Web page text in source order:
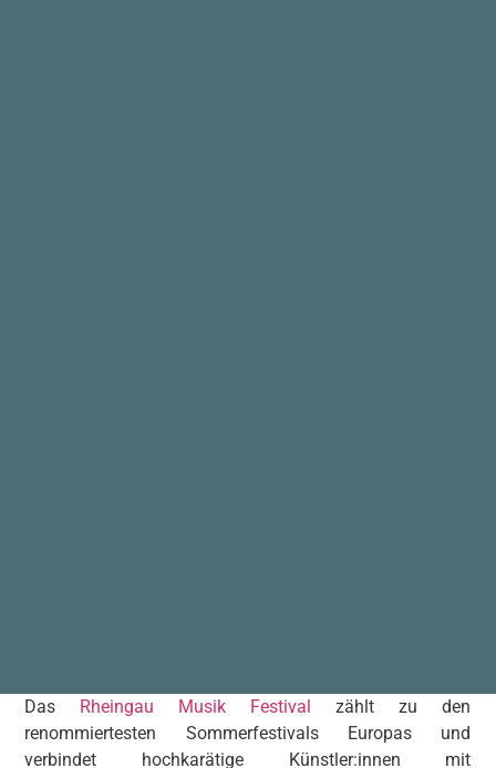
Das Rheingau Musik Festival
zählt zu den
renommiertesten Sommerfestivals Europas und
verbindet hochkarätige Künstler:innen mit